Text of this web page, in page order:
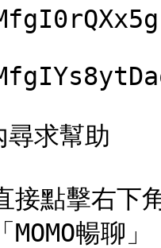
尋求幫助
接點擊右下
暢聊